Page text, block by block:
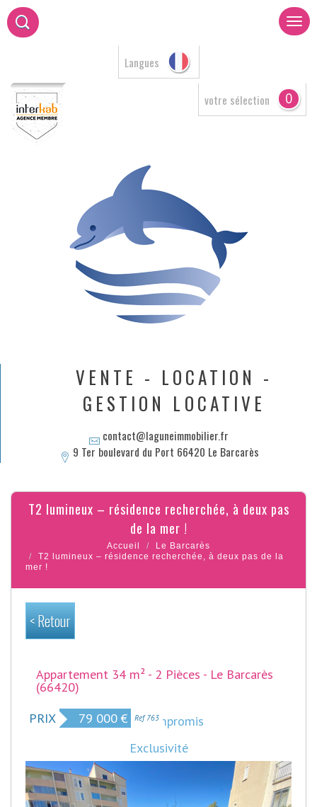
Langues
votre sélection 0
VENTE - LOCATION -
GESTION LOCATIVE
contact@laguneimmobilier.fr
9 Ter boulevard du Port 66420 Le Barcarès
t2 lumineux – résidence recherchée, à deux pas
de la mer !
Accueil
Le Barcarès
T2 lumineux – résidence recherchée, à deux pas de la
mer !
< Retour
Appartement 34 m² - 2 Pièces - Le Barcarès
(66420)
PRIX
79 000 € Ref 763
Sous Compromis
Exclusivité